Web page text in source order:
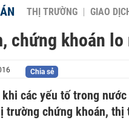
THỊ TRƯỜNG GIAO
chứng khoán
Chia sẻ
khi các yếu tố trong
trường chứng khoán,